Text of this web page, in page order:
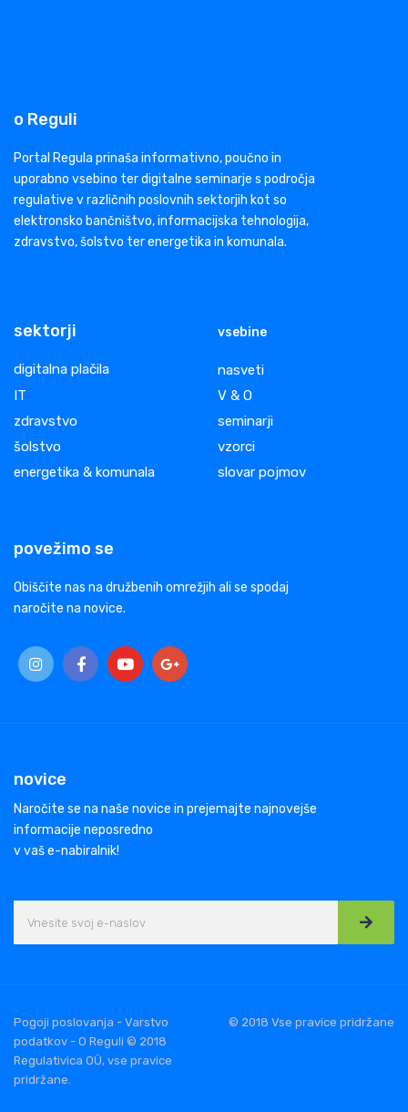
o Reguli
Portal Regula prinaša informativno, poučno in
uporabno vsebino ter digitalne seminarje s področja
regulative v različnih poslovnih sektorjih kot so
elektronsko bančništvo, informacijska tehnologija,
zdravstvo, šolstvo ter energetika in komunala.
sektorji
digitalna plačila
IT
zdravstvo
šolstvo
energetika & komunala
vsebine
nasveti
V & O
seminarji
vzorci
slovar pojmov
povežimo se
Obiščite nas na družbenih omrežjih ali se spodaj
naročite na novice.
novice
Naročite se na naše novice in prejemajte najnovejše
informacije neposredno
v vaš e-nabiralnik!
Pogoji poslovanja - Varstvo
podatkov - O Reguli © 2018
Regulativica OÜ, vse pravice
pridržane.
© 2018 Vse pravice pridržane